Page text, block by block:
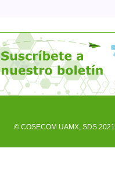
© COSECOM UAMX, SDS 2021